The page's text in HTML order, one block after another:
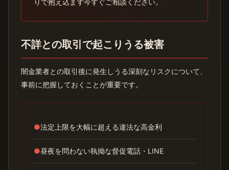
りで抱え込まず今すぐご相談ください。
不詳との取引で起こりうる被害
闇金業者との取引後に発生しうる深刻なリスクについて、
事前に把握しておくことが重要です。
●法定上限を大幅に超える違法な高金利
●昼夜を問わない執拗な督促電話・LINE